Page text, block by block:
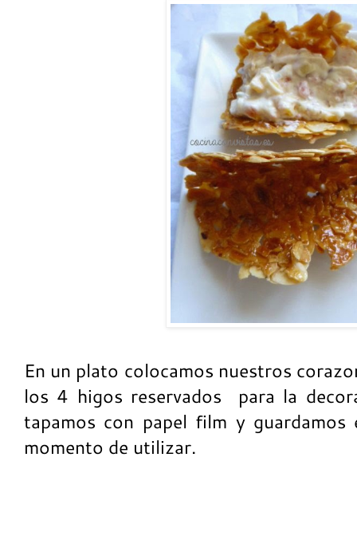
En un plato colocamos nuestros
los 4 higos reservados para la
tapamos con papel film y
momento de utilizar.